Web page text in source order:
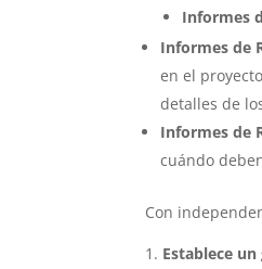
Informes
Informes de
en el
detalles de
Informes de
cuándo
Con
Establece